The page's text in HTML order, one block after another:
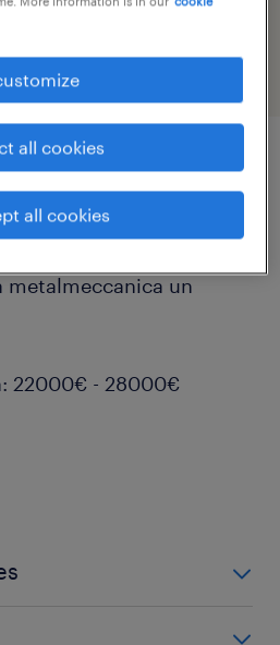
un
22000€ - 28000€
all cookies
all cookies